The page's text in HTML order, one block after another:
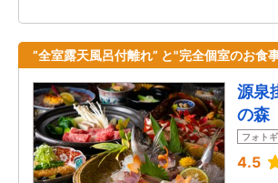
”全室露天風呂付離れ” と"完全個室のお食
源泉
の森
フォト
4.5